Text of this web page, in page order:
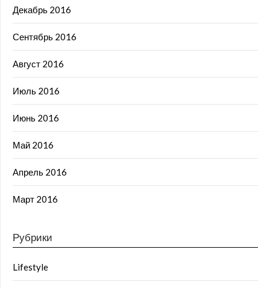
Декабрь 2016
Сентябрь 2016
Август 2016
Июль 2016
Июнь 2016
Май 2016
Апрель 2016
Март 2016
Рубрики
Lifestyle